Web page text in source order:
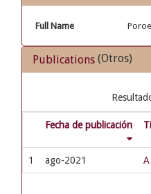
Full Name
Publications (Otros)
Fecha de publicación
1 ago-2021